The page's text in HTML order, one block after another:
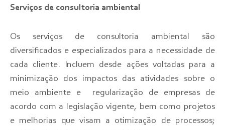
Serviços de consultoria ambiental
Os serviços de consultoria ambiental são
diversificados e especializados para a necessidade de
cada cliente. Incluem desde ações voltadas para a
minimização dos impactos das atividades sobre o
meio ambiente e regularização de empresas de
acordo com a legislação vigente, bem como projetos
e melhorias que visam a otimização de processos;